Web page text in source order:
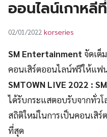
ออนไลน์เกาหลี
02/01/2022 korseries
SM Entertainment จัดเต็
คอนเสิร์ตออนไลน์ฟรีให้แฟ
SMTOWN LIVE 2022 :
ได้รับกระแสตอบรับจากทั่วโ
สถิติใหม่ในการเป็นคอนเสิ
ที่สุด